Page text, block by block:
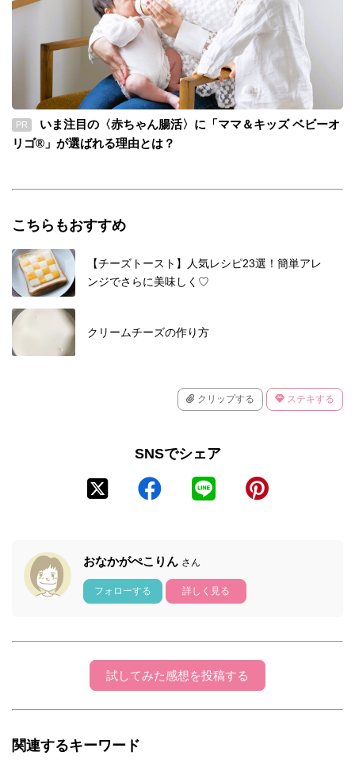
PR
いま注目の〈赤ちゃん腸活〉に「ママ＆キッズ ベビーオ
リゴ®」が選ばれる理由とは？
こちらもおすすめ
【チーズトースト】人気レシピ23選！簡単アレ
ンジでさらに美味しく♡
クリームチーズの作り方
クリップする ステキする
SNSでシェア
おなかがぺこりん さん
フォローする 詳しく見る
試してみた感想を投稿する
関連するキーワード